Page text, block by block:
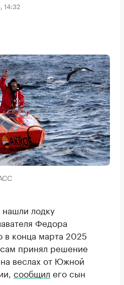
14:32
лодку
Федора
в конца марта 2025
принял решение
веслах от Южной
сообщил его сын